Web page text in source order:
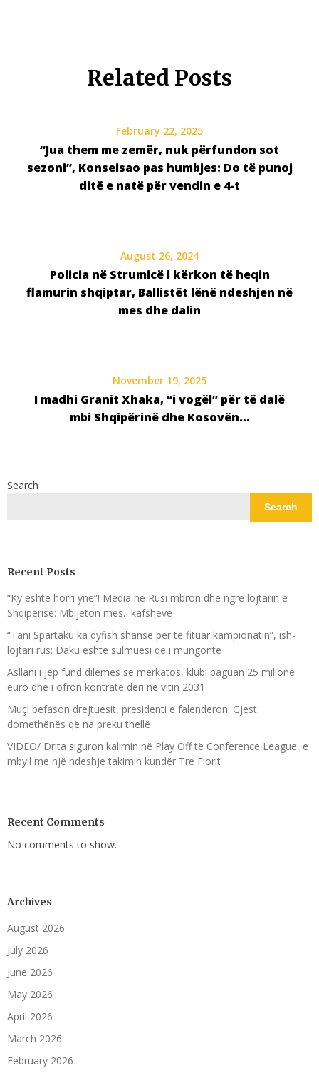
Related Posts
February 22, 2025
“Jua them me zemër, nuk përfundon sot
sezoni”, Konseisao pas humbjes: Do të punoj
ditë e natë për vendin e 4-t
August 26, 2024
Policia në Strumicë i kërkon të heqin
flamurin shqiptar, Ballistët lënë ndeshjen në
mes dhe dalin
November 19, 2025
I madhi Granit Xhaka, “i vogël” për të dalë
mbi Shqipërinë dhe Kosovën…
Search
Search
Recent Posts
“Ky është horri ynë”! Media në Rusi mbron dhe ngre lojtarin e
Shqipërisë: Mbijeton mes…kafshëve
“Tani Spartaku ka dyfish shanse për të fituar kampionatin”, ish-
lojtari rus: Daku është sulmuesi që i mungonte
Asllani i jep fund dilemës së merkatos, klubi paguan 25 milionë
euro dhe i ofron kontratë deri në vitin 2031
Muçi befason drejtuesit, presidenti e falenderon: Gjest
domethënës që na preku thellë
VIDEO/ Drita siguron kalimin në Play Off të Conference League, e
mbyll me një ndeshje takimin kundër Tre Fiorit
Recent Comments
No comments to show.
Archives
August 2026
July 2026
June 2026
May 2026
April 2026
March 2026
February 2026